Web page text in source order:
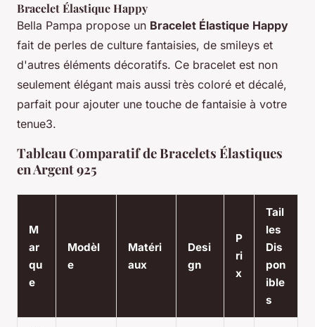
Bracelet Élastique Happy
Bella Pampa propose un Bracelet Élastique Happy
fait de perles de culture fantaisies, de smileys et
d'autres éléments décoratifs. Ce bracelet est non
seulement élégant mais aussi très coloré et décalé,
parfait pour ajouter une touche de fantaisie à votre
tenue3.
Tableau Comparatif de Bracelets Élastiques
en Argent 925
M
ar
qu
e
Modèl
e
Matéri
aux
Desi
gn
P
ri
x
Tail
les
Dis
pon
ible
s